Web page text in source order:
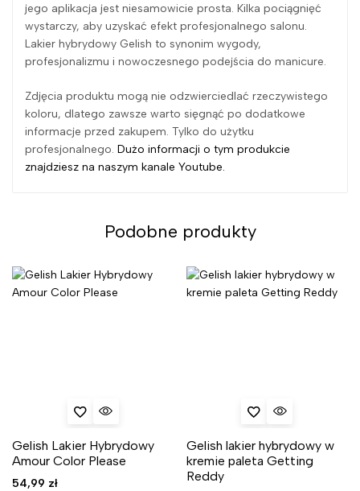
jego aplikacja jest niesamowicie prosta. Kilka pociągnięć
wystarczy, aby uzyskać efekt profesjonalnego salonu.
Lakier hybrydowy Gelish to synonim wygody,
profesjonalizmu i nowoczesnego podejścia do manicure.
Zdjęcia produktu mogą nie odzwierciedlać rzeczywistego
koloru, dlatego zawsze warto sięgnąć po dodatkowe
informacje przed zakupem. Tylko do użytku
profesjonalnego. Dużo informacji o tym produkcie
znajdziesz na naszym kanale Youtube.
Podobne produkty
Gelish Lakier Hybrydowy
Amour Color Please
54,99 zł
Gelish lakier hybrydowy w
kremie paleta Getting
Reddy